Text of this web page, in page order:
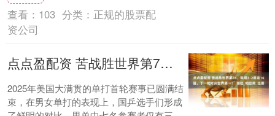
查看： 103 分类： 正规的股票配
资公司
点点盈配资 苦战胜世界第74，陈熠3-2挺进16强，下一轮对决世界第一！_奥拉_帕拉南_比赛
2025年美国大满贯的单打首轮赛事已圆满结
束，在男女单打的表现上，国乒选手们形成